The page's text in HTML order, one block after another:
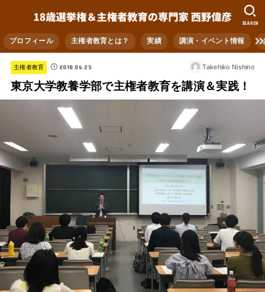
プロフィール 主権者教育とは？ 実績 講演・イベント情報
SEARCH
主権者教育 2018.06.25 Takehiko Nishino
東京大学教養学部で主権者教育を講演＆実践！